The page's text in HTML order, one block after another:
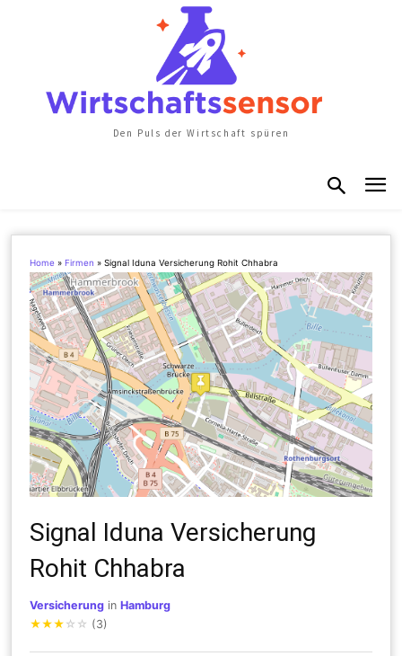
Den Puls der Wirtschaft spüren
Home » Firmen »Signal Iduna Versicherung Rohit Chhabra
Signal Iduna Versicherung
Rohit Chhabra
Versicherung inHamburg
★★★ ☆ ☆ (3)